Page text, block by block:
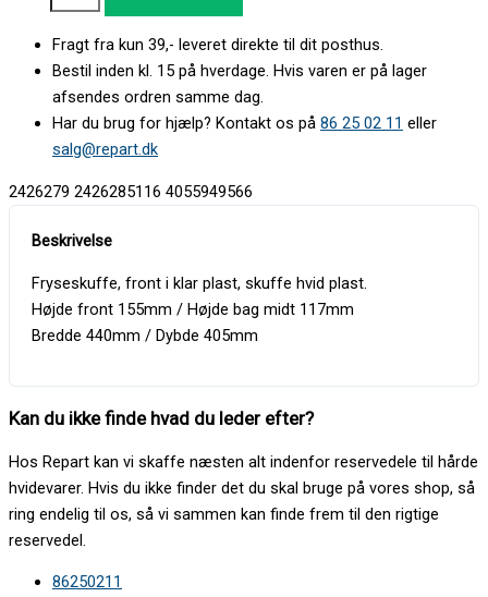
Fragt fra kun 39,- leveret direkte til dit posthus.
Bestil inden kl. 15 på hverdage. Hvis varen er på lager
afsendes ordren samme dag.
Har du brug for hjælp? Kontakt os på 86 25 02 11 eller
salg@repart.dk
2426279 2426285116 4055949566
Fryseskuffe, front i klar plast, skuffe hvid plast.
Højde front 155mm / Højde bag midt 117mm
Bredde 440mm / Dybde 405mm
Kan du ikke finde hvad du leder efter?
Hos Repart kan vi skaffe næsten alt indenfor reservedele til hårde
hvidevarer. Hvis du ikke finder det du skal bruge på vores shop, så
ring endelig til os, så vi sammen kan finde frem til den rigtige
reservedel.
86250211